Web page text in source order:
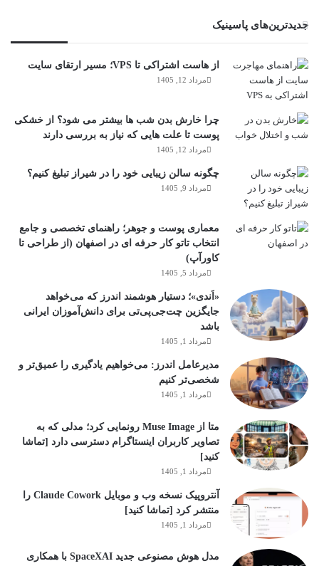
جدیدترین‌های پاسینیک
از هاست اشتراکی تا VPS؛ مسیر ارتقای سایت
مرداد 12, 1405
چرا خارش بدن شب ها بیشتر می شود؟ از خشکی
پوست تا علت هایی که نیاز به بررسی دارند
مرداد 12, 1405
چگونه سالن زیبایی خود را در شیراز تبلیغ کنیم؟
مرداد 9, 1405
معماری پوست و جوهر؛ راهنمای تخصصی و جامع
انتخاب تاتو کار حرفه ای در اصفهان (از طراحی تا
کاورآپ)
مرداد 5, 1405
«اَندی»؛ دستیار هوشمند اندرز که می‌خواهد
جایگزین چت‌جی‌پی‌تی برای دانش‌آموزان ایرانی
باشد
مرداد 1, 1405
مدیرعامل اندرز: می‌خواهیم یادگیری را عمیق‌تر و
شخصی‌تر کنیم
مرداد 1, 1405
متا از Muse Image رونمایی کرد؛ مدلی که به
تصاویر کاربران اینستاگرام دسترسی دارد [تماشا
کنید]
مرداد 1, 1405
آنتروپیک نسخه وب و موبایل Claude Cowork را
منتشر کرد [تماشا کنید]
مرداد 1, 1405
مدل هوش مصنوعی جدید SpaceXAI با همکاری